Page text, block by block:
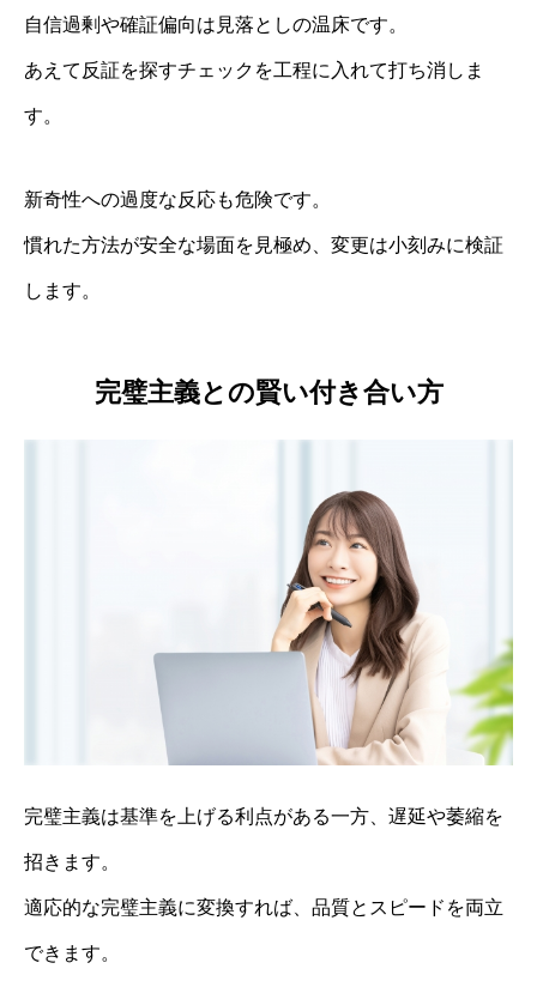
自信過剰や確証偏向は見落としの温床です。
あえて反証を探すチェックを工程に入れて打ち消しま
す。
新奇性への過度な反応も危険です。
慣れた方法が安全な場面を見極め、変更は小刻みに検証
します。
完璧主義との賢い付き合い方
完璧主義は基準を上げる利点がある一方、遅延や萎縮を
招きます。
適応的な完璧主義に変換すれば、品質とスピードを両立
できます。